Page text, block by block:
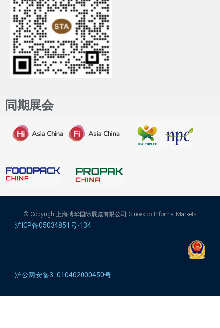
同期展会
© Copyright上海博华国际展览有限公司 Sinoexpo Informa Markets
沪ICP备05034851号-134
沪公网安备31010402000450号